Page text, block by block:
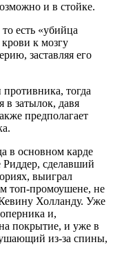
и в стойке.
есть «убийца
к мозгу
заставляя его
тогда
в затылок, давя
предполагает
в основном карде
Риддер, сделавший
выиграл
топ-промоушене, не
Холланду. Уже
и,
покрытие, и уже в
из-за спины,